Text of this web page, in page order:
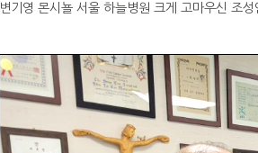
변기영 몬시뇰 서울 하늘병원 크게 고마우신